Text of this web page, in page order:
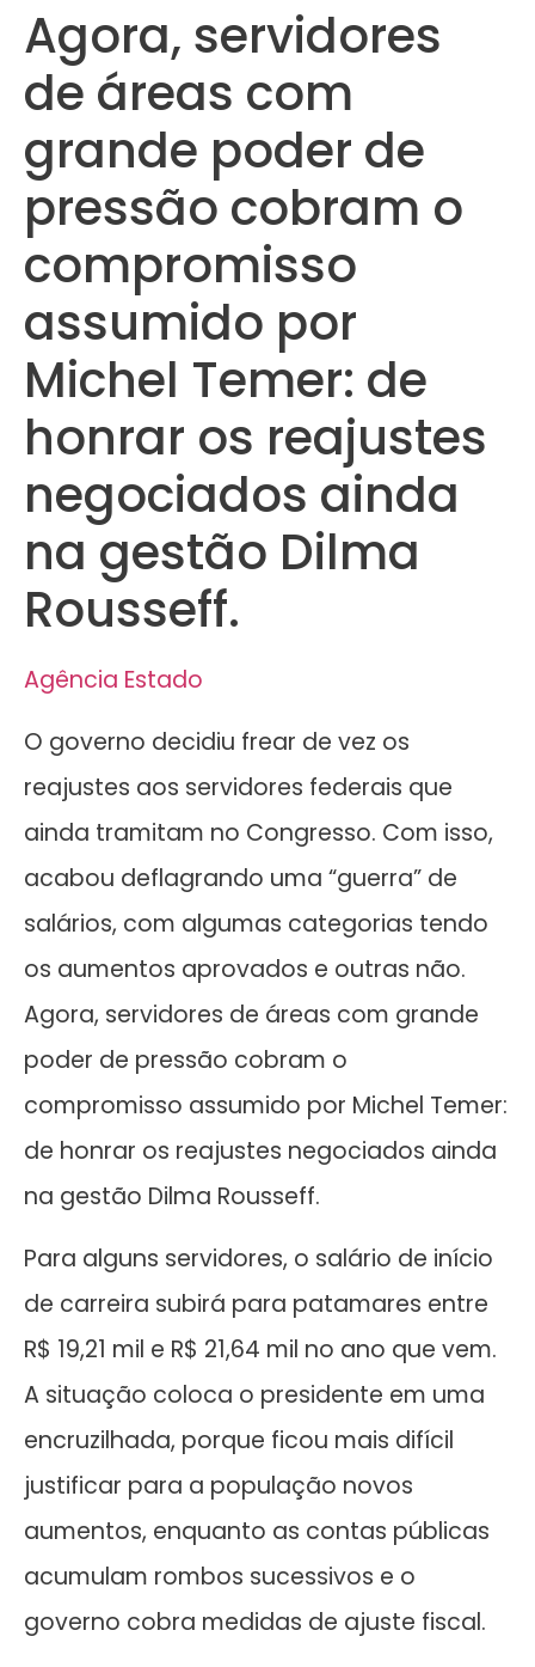
Agora, servidores
de áreas com
grande poder de
pressão cobram o
compromisso
assumido por
Michel Temer: de
honrar os reajustes
negociados ainda
na gestão Dilma
Rousseff.
Agência Estado
O governo decidiu frear de vez os
reajustes aos servidores federais que
ainda tramitam no Congresso. Com isso,
acabou deflagrando uma “guerra” de
salários, com algumas categorias tendo
os aumentos aprovados e outras não.
Agora, servidores de áreas com grande
poder de pressão cobram o
compromisso assumido por Michel Temer:
de honrar os reajustes negociados ainda
na gestão Dilma Rousseff.
Para alguns servidores, o salário de início
de carreira subirá para patamares entre
R$ 19,21 mil e R$ 21,64 mil no ano que vem.
A situação coloca o presidente em uma
encruzilhada, porque ficou mais difícil
justificar para a população novos
aumentos, enquanto as contas públicas
acumulam rombos sucessivos e o
governo cobra medidas de ajuste fiscal.